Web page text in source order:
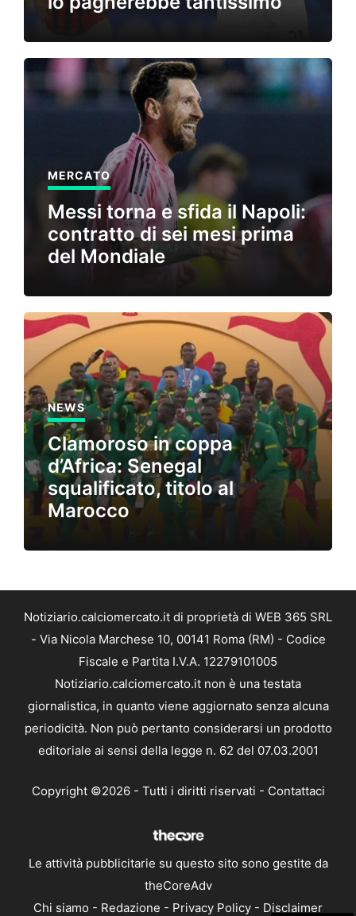
MERCATO
Messi torna e sfida il Napoli:
contratto di sei mesi prima
del Mondiale
NEWS
Clamoroso in coppa
d’Africa: Senegal
squalificato, titolo al
Marocco
Notiziario.calciomercato.it di proprietà di WEB 365 SRL
- Via Nicola Marchese 10, 00141 Roma (RM) - Codice
Fiscale e Partita I.V.A. 12279101005
Notiziario.calciomercato.it non è una testata
giornalistica, in quanto viene aggiornato senza alcuna
periodicità. Non può pertanto considerarsi un prodotto
editoriale ai sensi della legge n. 62 del 07.03.2001
Copyright ©2026 - Tutti i diritti riservati - Contattaci
Le attività pubblicitarie su questo sito sono gestite da
theCoreAdv
Chi siamo - Redazione - Privacy Policy - Disclaimer